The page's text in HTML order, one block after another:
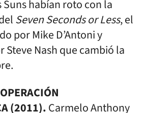
habían roto con la
Seven Seconds or Less, el
por Mike D’Antoni y
Steve Nash que cambió la
(2011).Carmelo Anthony